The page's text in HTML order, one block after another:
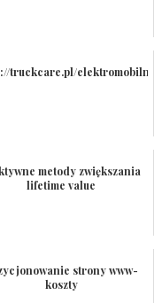
truckcare.pl/
metody zwiększania
lifetime value
strony www-
koszty